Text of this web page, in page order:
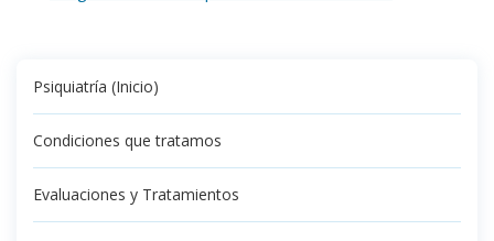
Psiquiatría (Inicio)
Condiciones que tratamos
Evaluaciones y Tratamientos